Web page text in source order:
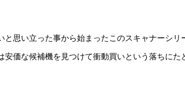
思い立った事から始まったこのスキャナーシリ
価な候補機を見つけて衝動買いという落ちに